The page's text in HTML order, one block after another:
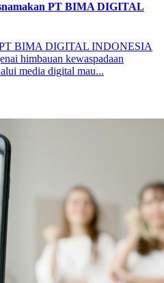
PT BIMA DIGITAL
PT BIMA DIGITAL INDONESIA
himbauan kewaspadaan
media digital mau...